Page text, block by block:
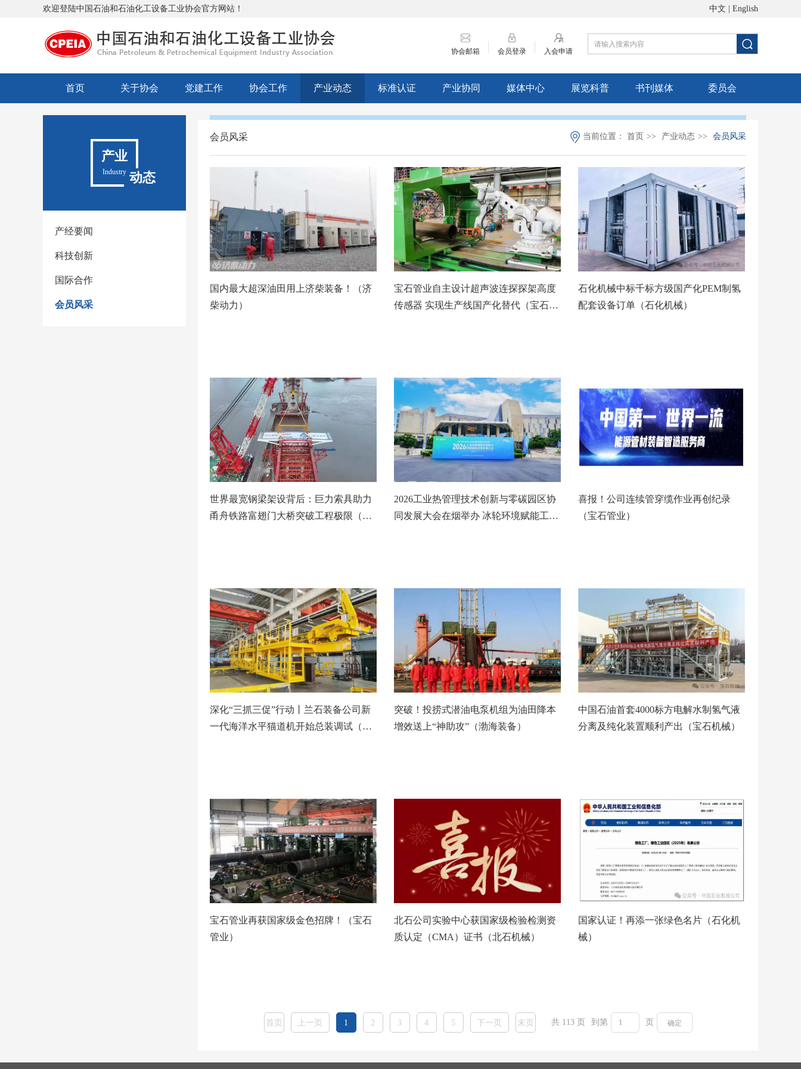
欢迎登陆中国石油和石油化工设备工业协会官方网站！ 中文 English
协会邮箱 会员登录 入会申请
首页 关于协会 党建工作 协会工作 产业动态 标准认证 产业协同 媒体中心 展览科普 书刊媒体 委员会
产业
Industry 动态
产经要闻
科技创新
国际合作
会员风采
会员风采 当前位置： 首页 >> 产业动态 >> 会员风采
国内最大超深油田用上济柴装备！（济
柴动力）
宝石管业自主设计超声波连探探架高度
传感器 实现生产线国产化替代（宝石管
石化机械中标千标方级国产化PEM制氢
配套设备订单（石化机械）
世界最宽钢梁架设背后：巨力索具助力
甬舟铁路富翅门大桥突破工程极限（巨
2026工业热管理技术创新与零碳园区协
同发展大会在烟举办 冰轮环境赋能工业
喜报！公司连续管穿缆作业再创纪录
（宝石管业）
深化“三抓三促”行动丨兰石装备公司新
一代海洋水平猫道机开始总装调试（兰
突破！投捞式潜油电泵机组为油田降本
增效送上“神助攻”（渤海装备）
中国石油首套4000标方电解水制氢气液
分离及纯化装置顺利产出（宝石机械）
宝石管业再获国家级金色招牌！（宝石
管业）
北石公司实验中心获国家级检验检测资
质认定（CMA）证书（北石机械）
国家认证！再添一张绿色名片（石化机
械）
首页 上一页 1 2 3 4 5 下一页 末页 共 113 页 到第 页 确定